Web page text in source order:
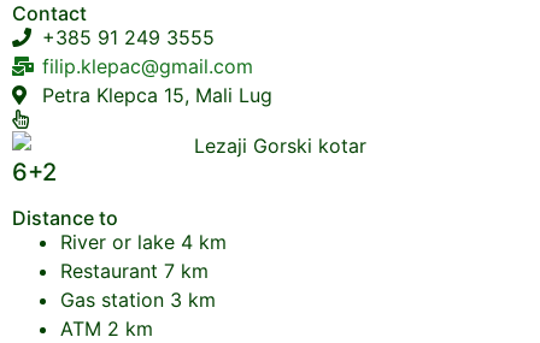
Contact
+385 91 249 3555
filip.klepac@gmail.com
Petra Klepca 15, Mali Lug
6+2
Distance to
River or lake 4 km
Restaurant 7 km
Gas station 3 km
ATM 2 km